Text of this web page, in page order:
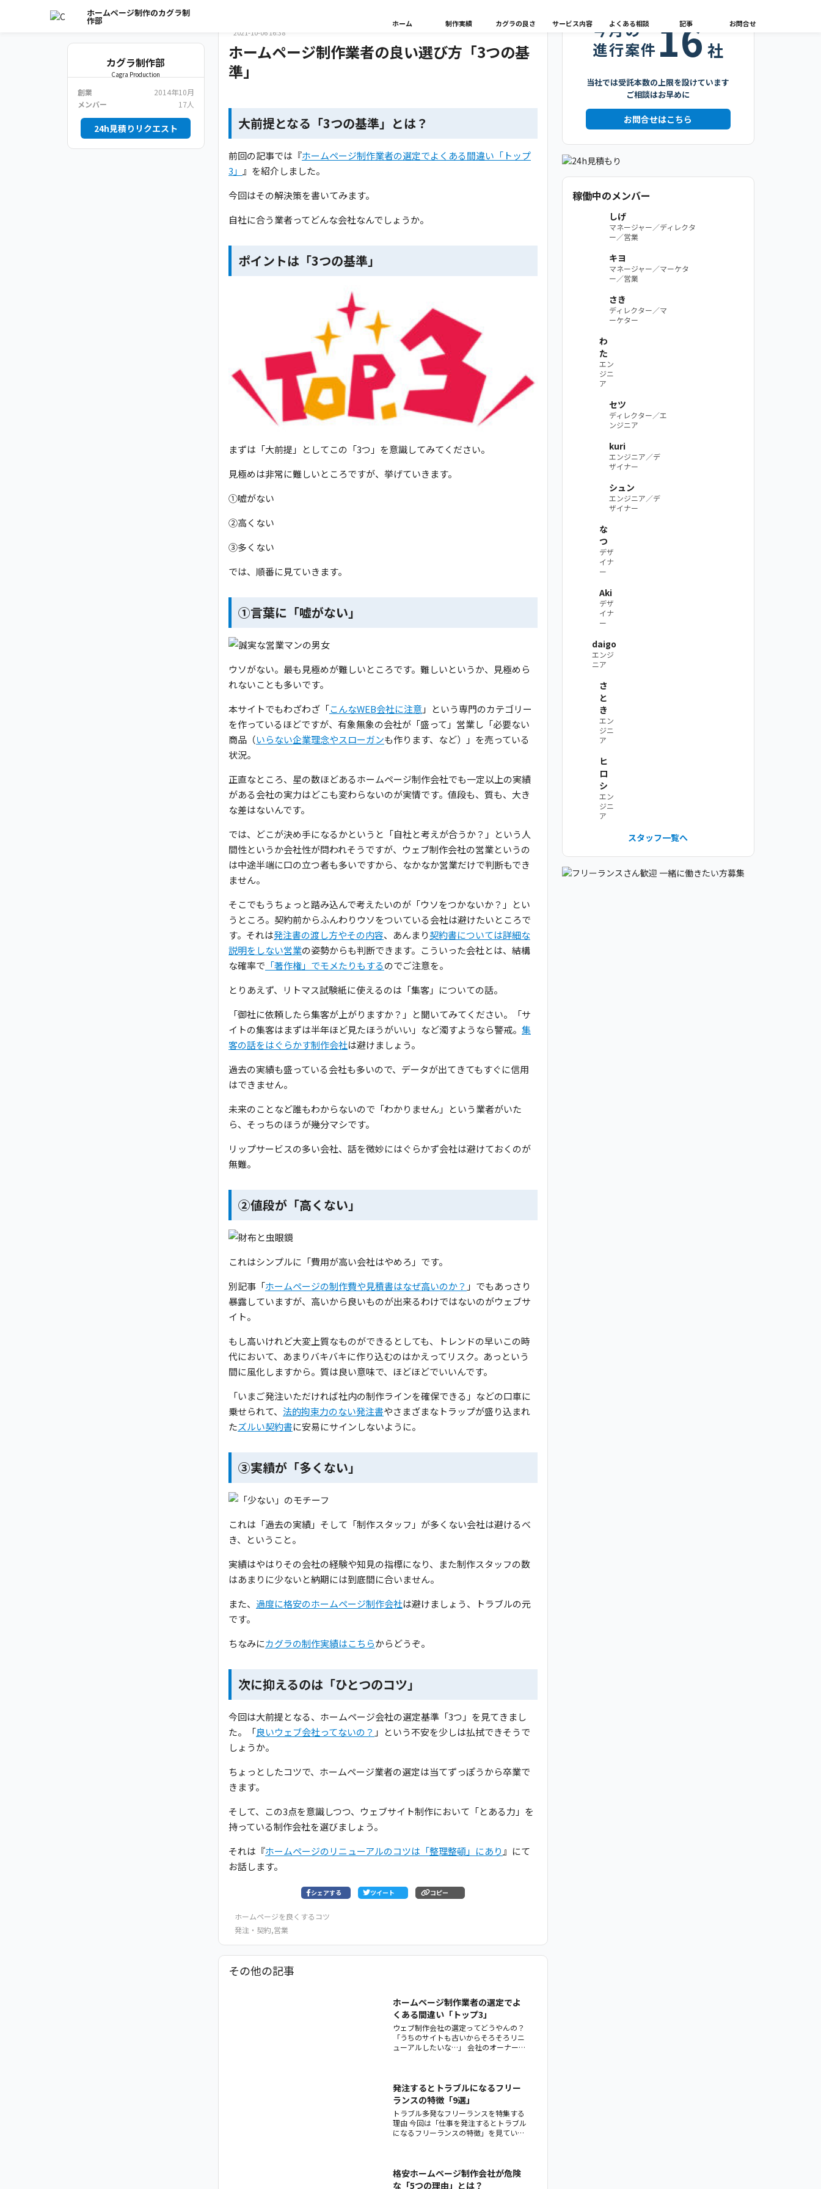
ホームページ制作のカグラ制
作部 ホーム 制作実績 カグラの良さ サービス内容 よくある相談 記事 お問合せ
カグラ制作部
Cagra Production
創業
2014年10月
メンバー
17人
24h見積りリクエスト
2021-10-06 16:38
ホームページ制作業者の良い選び方「3つの基
準」
大前提となる「3つの基準」とは？
前回の記事では『ホームページ制作業者の選定でよくある間違い「トップ
3」 』を紹介しました。
今回はその解決策を書いてみます。
自社に合う業者ってどんな会社なんでしょうか。
ポイントは「3つの基準」
まずは「大前提」としてこの「3つ」を意識してみてください。
見極めは非常に難しいところですが、挙げていきます。
①嘘がない
②高くない
③多くない
では、順番に見ていきます。
①言葉に「嘘がない」
ウソがない。最も見極めが難しいところです。難しいというか、見極めら
れないことも多いです。
本サイトでもわざわざ「こんなWEB会社に注意 」という専門のカテゴリー
を作っているほどですが、有象無象の会社が「盛って」営業し「必要ない
商品（いらない企業理念やスローガンも作ります、など）」を売っている
状況。
正直なところ、星の数ほどあるホームページ制作会社でも一定以上の実績
がある会社の実力はどこも変わらないのが実情です。値段も、質も、大き
な差はないんです。
では、どこが決め手になるかというと「自社と考えが合うか？」という人
間性というか会社性が問われそうですが、ウェブ制作会社の営業というの
は中途半端に口の立つ者も多いですから、なかなか営業だけで判断もでき
ません。
そこでもうちょっと踏み込んで考えたいのが「ウソをつかないか？」とい
うところ。契約前からふんわりウソをついている会社は避けたいところで
す。それは発注書の渡し方やその内容、あんまり契約書については詳細な
説明をしない営業の姿勢からも判断できます。こういった会社とは、結構
な確率で 「著作権」でモメたりもするのでご注意を。
とりあえず、リトマス試験紙に使えるのは「集客」についての話。
「御社に依頼したら集客が上がりますか？」と聞いてみてください。「サ
イトの集客はまずは半年ほど見たほうがいい」など濁すようなら警戒。 集
客の話をはぐらかす制作会社は避けましょう。
過去の実績も盛っている会社も多いので、データが出てきてもすぐに信用
はできません。
未来のことなど誰もわからないので「わかりません」という業者がいた
ら、そっちのほうが幾分マシです。
リップサービスの多い会社、話を微妙にはぐらかず会社は避けておくのが
無難。
②値段が「高くない」
これはシンプルに「費用が高い会社はやめろ」です。
別記事「ホームページの制作費や見積書はなぜ高いのか？ 」でもあっさり
暴露していますが、高いから良いものが出来るわけではないのがウェブサ
イト。
もし高いけれど大変上質なものができるとしても、トレンドの早いこの時
代において、あまりバキバキに作り込むのはかえってリスク。あっという
間に風化しますから。質は良い意味で、ほどほどでいいんです。
「いまご発注いただければ社内の制作ラインを確保できる」などの口車に
乗せられて、 法的拘束力のない発注書やさまざまなトラップが盛り込まれ
たズルい契約書に安易にサインしないように。
③実績が「多くない」
これは「過去の実績」そして「制作スタッフ」が多くない会社は避けるべ
き、ということ。
実績はやはりその会社の経験や知見の指標になり、また制作スタッフの数
はあまりに少ないと納期には到底間に合いません。
また、 過度に格安のホームページ制作会社は避けましょう、トラブルの元
です。
ちなみにカグラの制作実績はこちらからどうぞ。
次に抑えるのは「ひとつのコツ」
今回は大前提となる、ホームページ会社の選定基準「3つ」を見てきまし
た。「良いウェブ会社ってないの？ 」という不安を少しは払拭できそうで
しょうか。
ちょっとしたコツで、ホームページ業者の選定は当てずっぽうから卒業で
きます。
そして、この3点を意識しつつ、ウェブサイト制作において「とある力」を
持っている制作会社を選びましょう。
それは『ホームページのリニューアルのコツは「整理整頓」にあり 』にて
お話します。
シェアする ツイート コピー
ホームページを良くするコツ
発注・契約,営業
その他の記事
ホームページ制作業者の選定でよ
くある間違い「トップ3」
ウェブ制作会社の選定ってどうやんの？
「うちのサイトも古いからそろそろリニ
ューアルしたいな…」 会社のオーナー
発注するとトラブルになるフリー
ランスの特徴「9選」
トラブル多発なフリーランスを特集する
理由 今回は「仕事を発注するとトラブル
になるフリーランスの特徴」を見ていき
際に当社が、過去にフリーランスのエン
ジニアやデザイナーとやりと
格安ホームページ制作会社が危険
な「5つの理由」とは？
今月の
進行案件 16 社
当社では受託本数の上限を設けています
ご相談はお早めに
お問合せはこちら
稼働中のメンバー
しげ
マネージャー／ディレクタ
ー／営業
キヨ
マネージャー／マーケタ
ー／営業
さき
ディレクター／マ
ーケター
わ
た
エン
ジニ
ア
セツ
ディレクター／エ
ンジニア
kuri
エンジニア／デ
ザイナー
シュン
エンジニア／デ
ザイナー
な
つ
デザ
イナ
ー
Aki
デザ
イナ
ー
daigo
エンジ
ニア
さ
と
き
エン
ジニ
ア
ヒ
ロ
シ
エン
ジニ
ア
スタッフ一覧へ